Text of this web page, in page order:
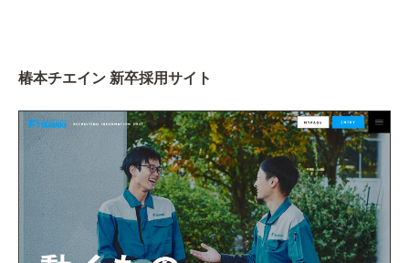
椿本チエイン 新卒採用サイト